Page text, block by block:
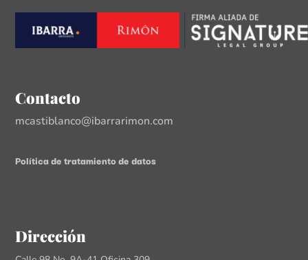
Contacto
mcastiblanco@ibarrarimon.com
Política de tratamiento de datos
Dirección